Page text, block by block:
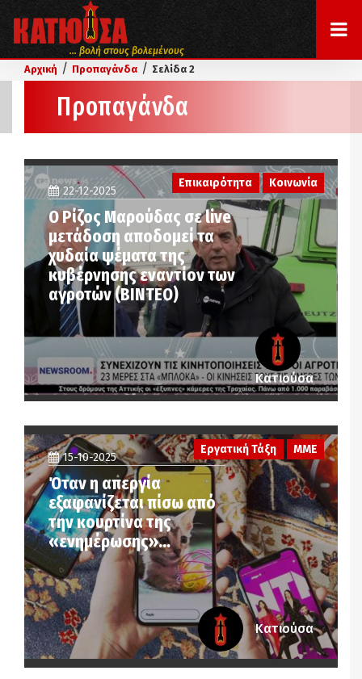
... βολή στους βολεμένους
Αρχική / Προπαγάνδα / Σελίδα 2
Προπαγάνδα
Επικαιρότητα Κοινωνία
22-12-2025
Ο Ρίζος Μαρούδας σε live
μετάδοση αποδομεί τα
χυδαία ψέματα της
κυβέρνησης εναντίον των
αγροτών (ΒΙΝΤΕΟ)
Κατιούσα
15-10-2025
Όταν η απεργία
εξαφανίζεται πίσω από
την κουρτίνα της
«ενημέρωσης»…
Εργατική Τάξη ΜΜΕ
Κατιούσα